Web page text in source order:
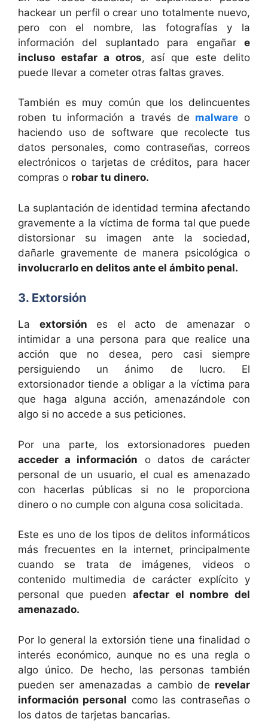
hackear un perfil o crear uno totalmente nuevo,
pero con el nombre, las fotografías y la
información del suplantado para engañar e
incluso estafar a otros, así que este delito
puede llevar a cometer otras faltas graves.
También es muy común que los delincuentes
roben tu información a través de malware o
haciendo uso de software que recolecte tus
datos personales, como contraseñas, correos
electrónicos o tarjetas de créditos, para hacer
compras o robar tu dinero.
La suplantación de identidad termina afectando
gravemente a la víctima de forma tal que puede
distorsionar su imagen ante la sociedad,
dañarle gravemente de manera psicológica o
involucrarlo en delitos ante el ámbito penal.
3. Extorsión
La extorsión es el acto de amenazar o
intimidar a una persona para que realice una
acción que no desea, pero casi siempre
persiguiendo un ánimo de lucro. El
extorsionador tiende a obligar a la víctima para
que haga alguna acción, amenazándole con
algo si no accede a sus peticiones.
Por una parte, los extorsionadores pueden
acceder a información o datos de carácter
personal de un usuario, el cual es amenazado
con hacerlas públicas si no le proporciona
dinero o no cumple con alguna cosa solicitada.
Este es uno de los tipos de delitos informáticos
más frecuentes en la internet, principalmente
cuando se trata de imágenes, videos o
contenido multimedia de carácter explícito y
personal que pueden afectar el nombre del
amenazado.
Por lo general la extorsión tiene una finalidad o
interés económico, aunque no es una regla o
algo único. De hecho, las personas también
pueden ser amenazadas a cambio de revelar
información personal como las contraseñas o
los datos de tarjetas bancarias.